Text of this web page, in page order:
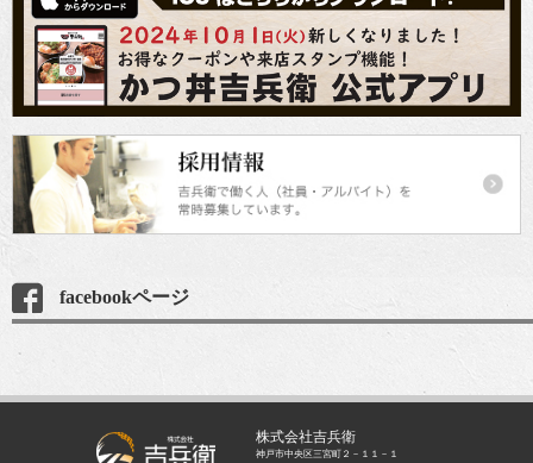
facebookページ
株式会社吉兵衛
神戸市中央区三宮町２－１１－１